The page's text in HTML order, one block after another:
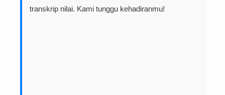
transkrip nilai. Kami tunggu kehadiranmu!